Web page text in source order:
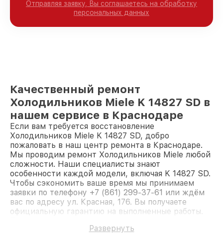
Отправляя заявку, Вы соглашаетесь на обработку
персональных данных
Качественный ремонт
Холодильников Miele K 14827 SD в
нашем сервисе в Краснодаре
Если вам требуется восстановление
Холодильников Miele K 14827 SD, добро
пожаловать в наш центр ремонта в Краснодаре.
Мы проводим ремонт Холодильников Miele любой
сложности. Наши специалисты знают
особенности каждой модели, включая K 14827 SD.
Чтобы сэкономить ваше время мы принимаем
заявки по телефону +7 (861) 299-37-61 или ждём
вас по адресу ул. Красная, 176. Вы получаете
официальную гарантию на выполненные работы.
Развернуть